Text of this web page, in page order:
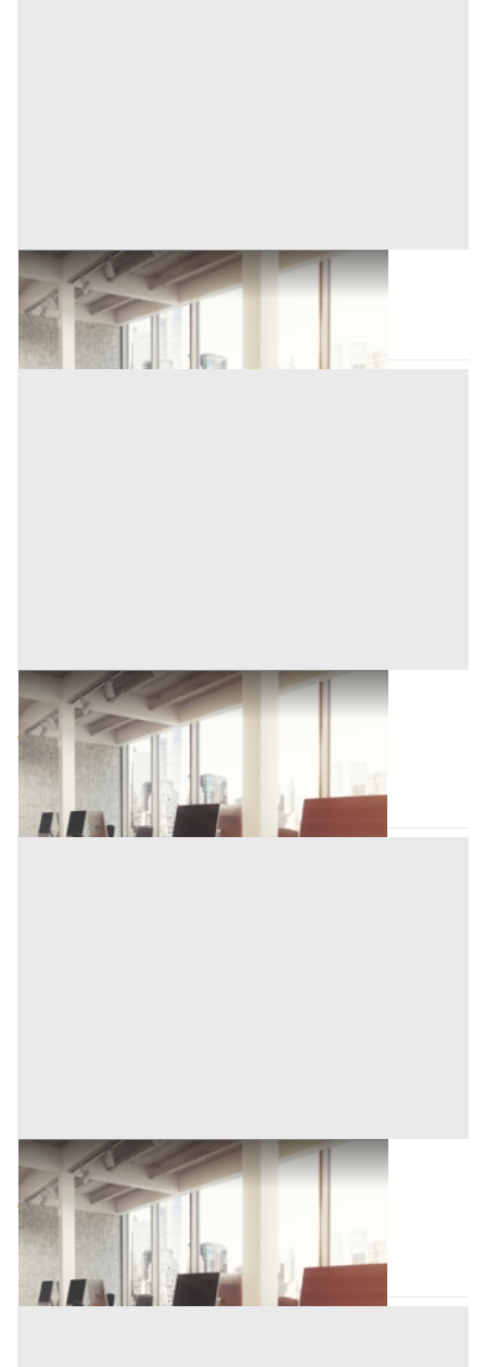
Ufficio all'asta a Novara
Novara (Novara)
Asta chiusa
Ufficio all'asta a Novara
Novara
Base d'asta
703.000 €
Ufficio all'asta a Novara
Novara
Base d'asta
703.000 €
Asta chiusa